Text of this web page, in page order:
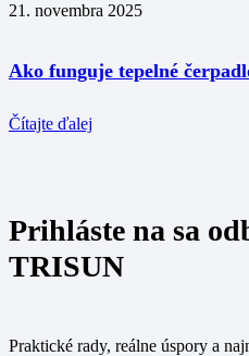
21. novembra 2025
Ako funguje tepelné
Čítajte ďalej
Prihláste na sa
TRISUN
Praktické rady, reálne úspory a